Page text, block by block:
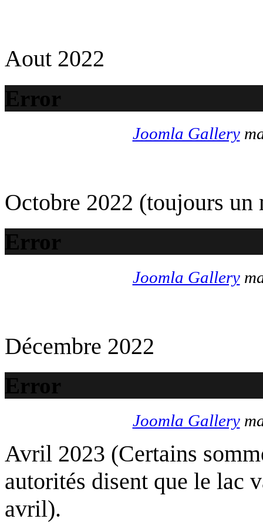
Aout 2022
Error
Joomla Gallery
Octobre 2022 (toujours un
Error
Joomla Gallery
Décembre 2022
Error
Joomla Gallery
Avril 2023 (Certains
autorités disent que le lac
avril).